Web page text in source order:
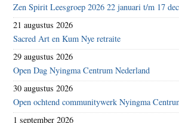
Zen Spirit Leesgroep 2026 22 januari t/m 17
21 augustus 2026
Sacred Art en Kum Nye retraite
29 augustus 2026
Open Dag Nyingma Centrum Nederland
30 augustus 2026
Open ochtend communitywerk Nyingma
1 september 2026